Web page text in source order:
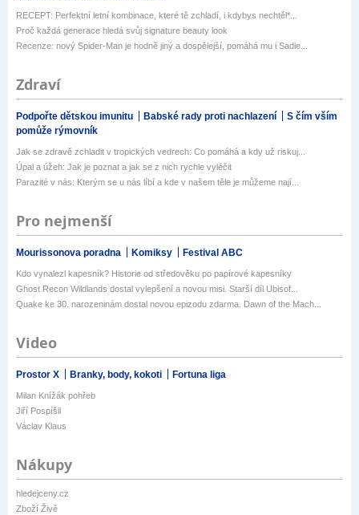
RECEPT: Perfektní letní kombinace, které tě zchladí, i kdybys nechtěl*...
Proč každá generace hledá svůj signature beauty look
Recenze: nový Spider-Man je hodně jiný a dospělejší, pomáhá mu i Sadie...
Zdraví
Podpořte dětskou imunitu Babské rady proti nachlazení
S čím vším
pomůže rýmovník
Jak se zdravě zchladit v tropických vedrech: Co pomáhá a kdy už riskuj...
Úpal a úžeh: Jak je poznat a jak se z nich rychle vyléčit
Parazité v nás: Kterým se u nás líbí a kde v našem těle je můžeme nají...
Pro nejmenší
Mourissonova poradna Komiksy Festival ABC
Kdo vynalezl kapesník? Historie od středověku po papírové kapesníky
Ghost Recon Wildlands dostal vylepšení a novou misi. Starší díl Ubisof...
Quake ke 30. narozeninám dostal novou epizodu zdarma. Dawn of the Mach...
Video
Prostor X Branky, body, kokoti Fortuna liga
Milan Knížák pohřeb
Jiří Pospíšil
Václav Klaus
Nákupy
hledejceny.cz
Zboží Živě